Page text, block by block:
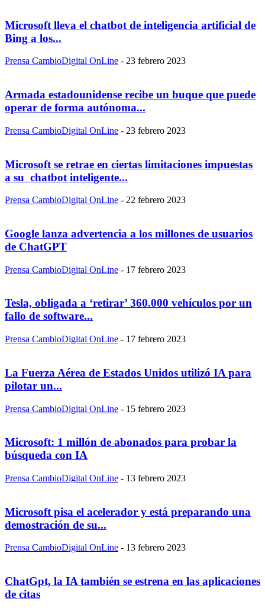
Microsoft lleva el chatbot de inteligencia artificial de
Bing a los...
Prensa CambioDigital OnLine - 23 febrero 2023
Armada estadounidense recibe un buque que puede
operar de forma autónoma...
Prensa CambioDigital OnLine - 23 febrero 2023
Microsoft se retrae en ciertas limitaciones impuestas
a su chatbot inteligente...
Prensa CambioDigital OnLine - 22 febrero 2023
Google lanza advertencia a los millones de usuarios
de ChatGPT
Prensa CambioDigital OnLine - 17 febrero 2023
Tesla, obligada a ‘retirar’ 360.000 vehículos por un
fallo de software...
Prensa CambioDigital OnLine - 17 febrero 2023
La Fuerza Aérea de Estados Unidos utilizó IA para
pilotar un...
Prensa CambioDigital OnLine - 15 febrero 2023
Microsoft: 1 millón de abonados para probar la
búsqueda con IA
Prensa CambioDigital OnLine - 13 febrero 2023
Microsoft pisa el acelerador y está preparando una
demostración de su...
Prensa CambioDigital OnLine - 13 febrero 2023
ChatGpt, la IA también se estrena en las aplicaciones
de citas